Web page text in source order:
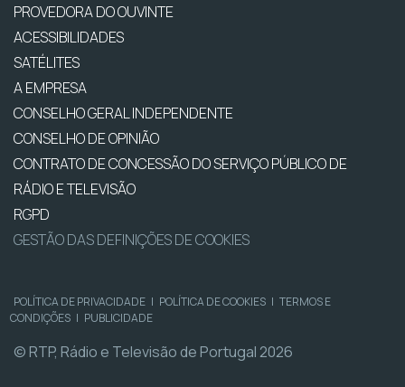
PROVEDORA DO OUVINTE
ACESSIBILIDADES
SATÉLITES
A EMPRESA
CONSELHO GERAL INDEPENDENTE
CONSELHO DE OPINIÃO
CONTRATO DE CONCESSÃO DO SERVIÇO PÚBLICO DE
RÁDIO E TELEVISÃO
RGPD
GESTÃO DAS DEFINIÇÕES DE COOKIES
POLÍTICA DE PRIVACIDADE | POLÍTICA DE COOKIES | TERMOS E
CONDIÇÕES | PUBLICIDADE
© RTP, Rádio e Televisão de Portugal 2026